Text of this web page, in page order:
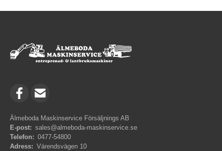
Älmeboda Maskinservice Försäljnings AB
E-post: sales@almeboda-maskinservice.se
Telefon: 0477-54800
Adress: Värendsvägen 10